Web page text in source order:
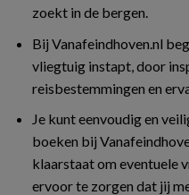
zoekt in de bergen.
Bij Vanafeindhoven.nl
vliegtuig instapt, door
reisbestemmingen en
Je kunt eenvoudig en
boeken bij
klaarstaat om eventuele
ervoor te zorgen dat jij